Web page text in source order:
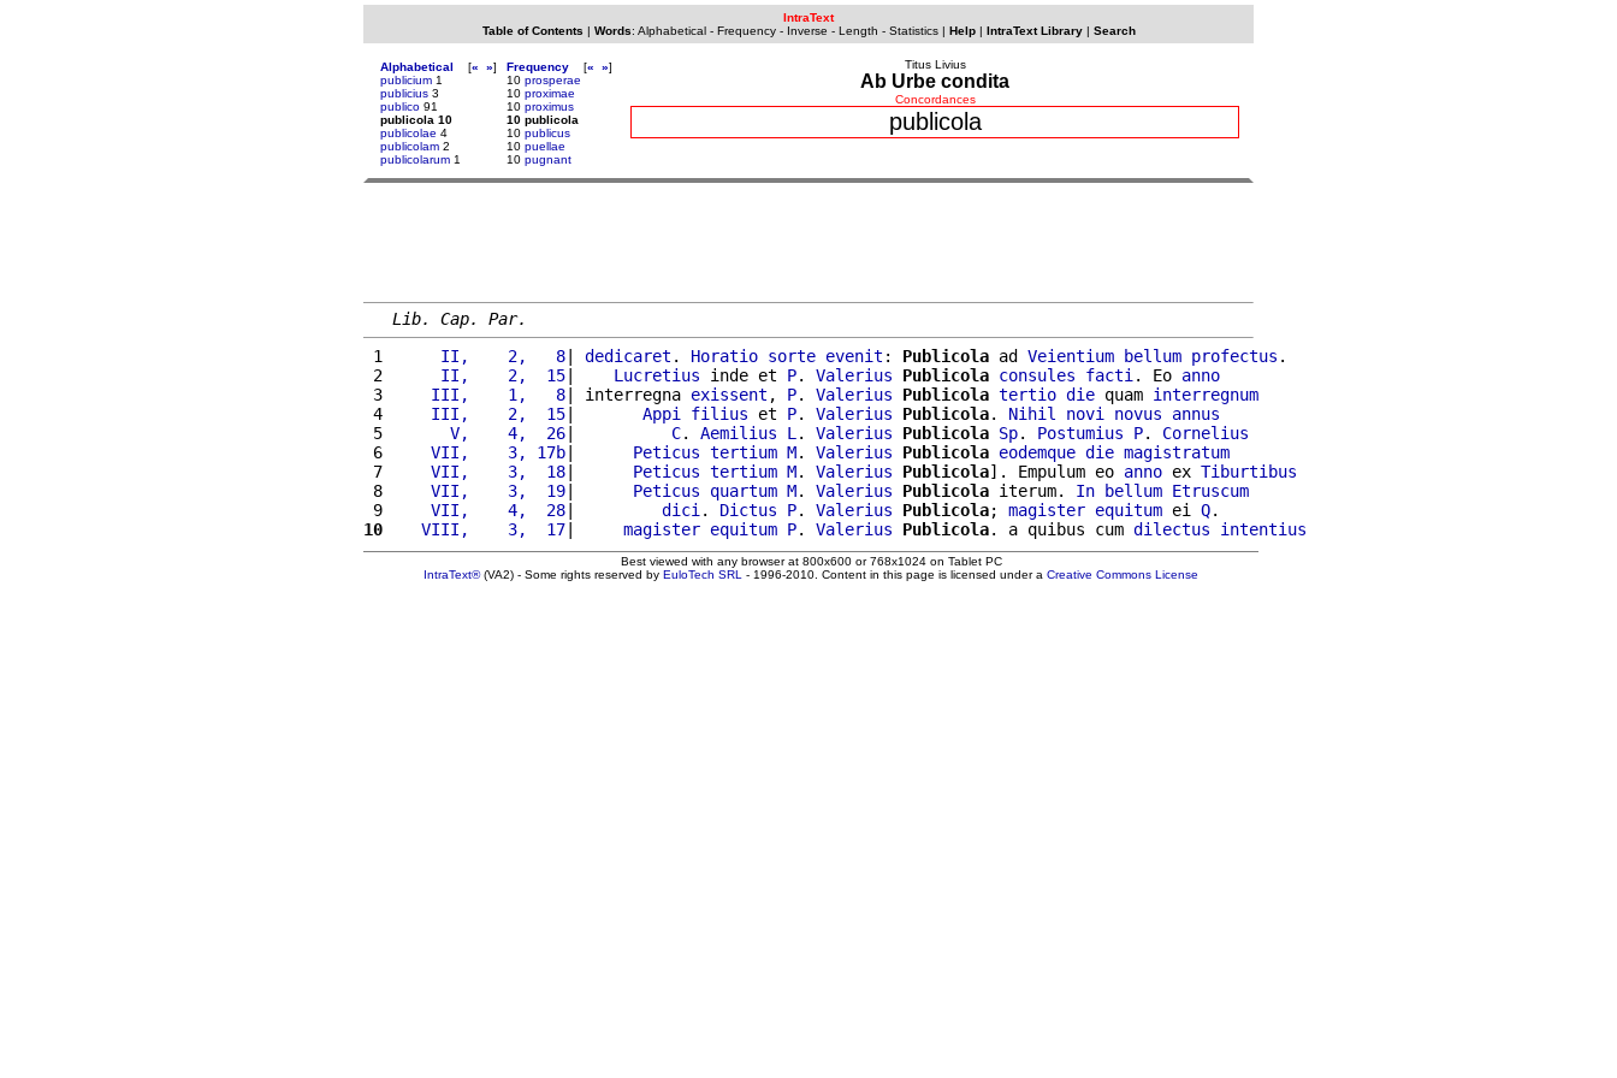
IntraText
Table of Contents | Words: Alphabetical- Frequency- Inverse - Length - Statistics| Help| IntraText Library| Search
Alphabetical [« »]
publicium 1
publicius 3
publico 91
publicola 10
publicolae 4
publicolam 2
publicolarum 1
Frequency [« »]
10 prosperae
10 proximae
10 proximus
10 publicola
10 publicus
10 puellae
10 pugnant
Titus Livius
Ab Urbe condita
Concordances
publicola
Lib. Cap. Par.
1
     II,    2,   8
| dedicaret . Horatio sorte evenit : Publicola ad Veientium bellum profectus .
2
     II,    2,  15
| Lucretius inde et P. Valerius Publicola consules facti . Eo anno
3
    III,    1,   8
| interregna exissent , P. Valerius Publicola tertio die quam interregnum
4
    III,    2,  15
| Appi filius et P. Valerius Publicola. Nihil novi novus
annus
5
      V,    4,  26
| C. Aemilius L . Valerius Publicola Sp. Postumius P. Cornelius
6
    VII,    3, 17b
| Peticus tertium M. Valerius Publicola eodemque die magistratum
7
    VII,    3,  18
| Peticus tertium M. Valerius Publicola]. Empulum eo anno ex Tiburtibus
8
    VII,    3,  19
| Peticus quartum M. Valerius Publicola iterum. In bellum Etruscum
9
    VII,    4,  28
| dici . Dictus P. Valerius Publicola; magister equitum ei Q
10
   VIII,    3,  17
| magister equitum P. Valerius Publicola. a quibus cum dilectus intentius
Best viewed with any browser at 800x600 or 768x1024 on Tablet PC
IntraText®(VA2) - Some rights reserved by EuloTech SRL - 1996-2010. Content in this page is licensed under a Creative Commons License